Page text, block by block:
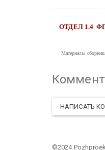
ОТДЕЛ 1.4
Материалы
НАПИСАТЬ
©2024